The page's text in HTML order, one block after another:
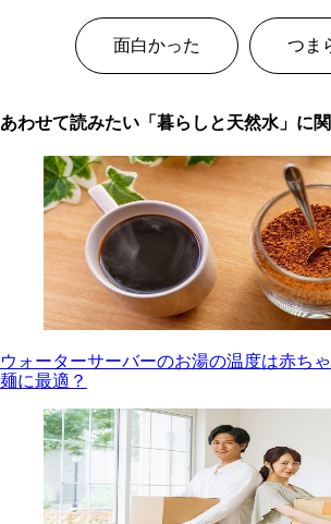
面白かった つま
あわせて読みたい「暮らしと天然水」に
ウォーターサーバーのお湯の温度は赤ち
麺に最適？